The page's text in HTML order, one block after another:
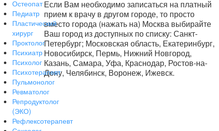
Если Вам необходимо записаться на платный
прием к врачу в другом городе, то просто
вместо города (нажать на) Москва выбирайте
Ваш город из доступных по списку: Санкт-
Петербург; Московская область, Екатеринбург,
Новосибирск, Пермь, Нижний Новгород,
Казань, Самара, Уфа, Краснодар, Ростов-на-
Дону, Челябинск, Воронеж, Ижевск.
Остеопат
Педиатр
Пластический
хирург
Проктолог
Психиатр
Психолог
Психотерапевт
Пульмонолог
Ревматолог
Репродуктолог
(ЭКО)
Рефлексотерапевт